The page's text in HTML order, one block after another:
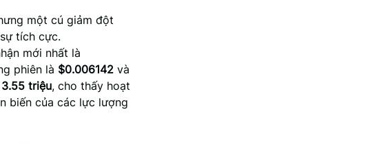
một cú giảm đột
tích cực.
mới nhất là
phiên là $0.006142 và
3.55 triệu, cho thấy hoạt
biến của các lực lượng